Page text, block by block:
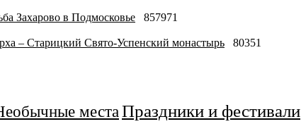
Захарово в Подмосковье
857971
– Старицкий Свято-Успенский монастырь
80351
местаПраздники и фестивали